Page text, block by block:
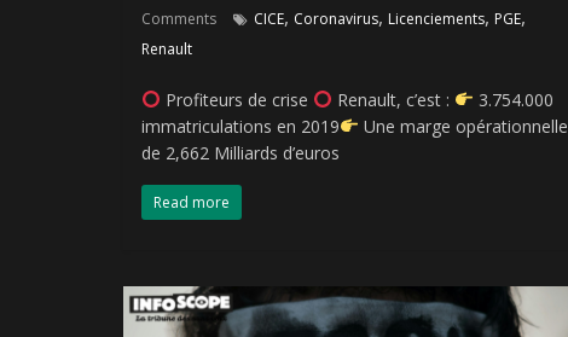
Comments
CICE, Coronavirus, Licenciements, PGE,
Renault
Profiteurs de crise Renault, c’est :
3.754.000
immatriculations en 2019
Une marge opérationnelle
de 2,662 Milliards d’euros
Read more